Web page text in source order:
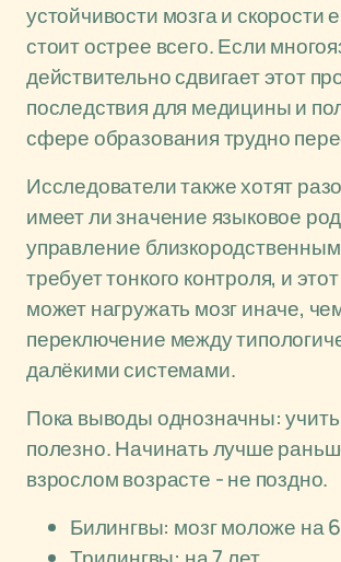
устойчивости мозга и скорости
стоит острее всего. Если
действительно сдвигает этот
последствия для медицины и
сфере образования трудно
Исследователи также хотят
имеет ли значение языковое
управление
требует тонкого контроля, и
может нагружать мозг иначе,
переключение между
далёкими системами.
Пока выводы однозначны:
полезно. Начинать лучше
взрослом возрасте - не поздно.
Билингвы: мозг моложе на